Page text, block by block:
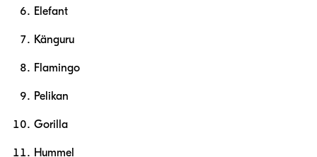
Elefant
Känguru
Flamingo
Pelikan
Gorilla
Hummel